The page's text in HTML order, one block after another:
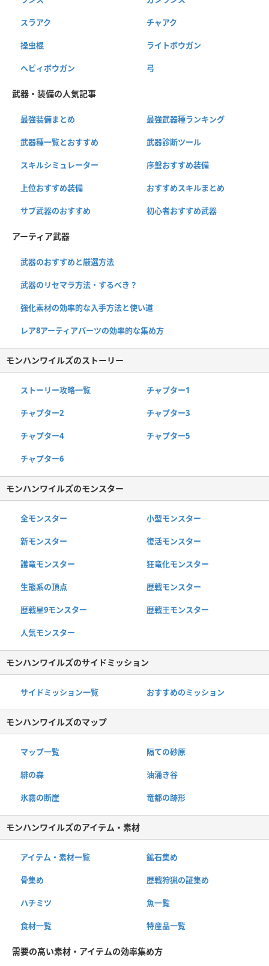
スラアク チャアク
操虫棍 ライトボウガン
ヘビィボウガン 弓
武器・装備の人気記事
最強装備まとめ 最強武器種ランキング
武器種一覧とおすすめ 武器診断ツール
スキルシミュレーター 序盤おすすめ装備
上位おすすめ装備 おすすめスキルまとめ
サブ武器のおすすめ 初心者おすすめ武器
アーティア武器
武器のおすすめと厳選方法
武器のリセマラ方法・するべき？
強化素材の効率的な入手方法と使い道
レア8アーティアパーツの効率的な集め方
モンハンワイルズのストーリー
ストーリー攻略一覧 チャプター1
チャプター2 チャプター3
チャプター4 チャプター5
チャプター6
モンハンワイルズのモンスター
全モンスター 小型モンスター
新モンスター 復活モンスター
護竜モンスター 狂竜化モンスター
生態系の頂点 歴戦モンスター
歴戦星9モンスター 歴戦王モンスター
人気モンスター
モンハンワイルズのサイドミッション
サイドミッション一覧 おすすめのミッション
モンハンワイルズのマップ
マップ一覧 隔ての砂原
緋の森 油涌き谷
氷霧の断崖 竜都の跡形
モンハンワイルズのアイテム・素材
アイテム・素材一覧 鉱石集め
骨集め 歴戦狩猟の証集め
ハチミツ 魚一覧
食材一覧 特産品一覧
需要の高い素材・アイテムの効率集め方